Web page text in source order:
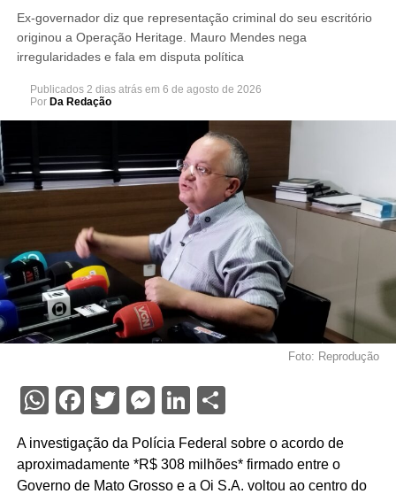
Ex-governador diz que representação criminal do seu escritório
originou a Operação Heritage. Mauro Mendes nega
irregularidades e fala em disputa política
Publicados 2 dias atrás em 6 de agosto de 2026
Por Da Redação
Foto: Reprodução
WhatsApp
Facebook
Twitter
Messenger
LinkedIn
Share
A investigação da Polícia Federal sobre o acordo de
aproximadamente *R$ 308 milhões* firmado entre o
Governo de Mato Grosso e a Oi S.A. voltou ao centro do